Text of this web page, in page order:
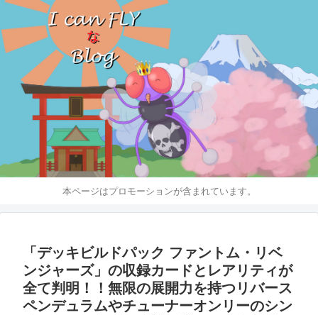
本ページはプロモーションが含まれています。
「デッキビルドパック ファントム・リベ
ンジャーズ」の収録カードとレアリティが
全て判明！！無限の展開力を持つリバース
ペンデュラムやチューナーオンリーのシン